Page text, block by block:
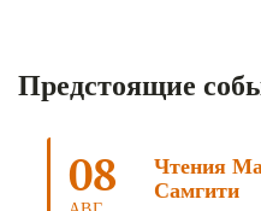
АНАЛИТИЧЕСКАЯ
ТРИ ОСНОВЫ ПУТИ(5)
ОЧИСТИТЕЛЬНЫЕ ПРАКТИКИ
Предстоящие
08
Чтения
Самгити